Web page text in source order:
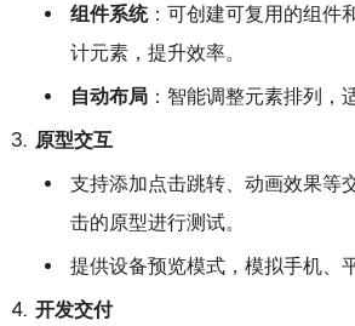
组件系统：可创建可复用的组件
计元素，提升效率。
自动布局：智能调整元素排列，
原型交互
支持添加点击跳转、动画效果等
击的原型进行测试。
提供设备预览模式，模拟手机、
开发交付